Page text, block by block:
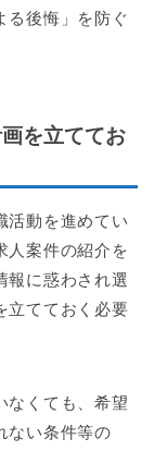
る後悔」を防ぐ
を立ててお
活動を進めてい
人案件の紹介を
報に惑わされ選
立てておく必要
なくても、希望
ない条件等の